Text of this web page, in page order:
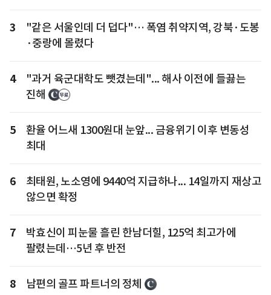
3
"같은 서울인데 더 덥다"… 폭염 취약지역, 강북·도봉
·중랑에 몰렸다
4
"과거 육군대학도 뺏겼는데"... 해사 이전에 들끓는
진해
5
환율 어느새 1300원대 눈앞... 금융위기 이후 변동성
최대
6
최태원, 노소영에 9440억 지급하나... 14일까지 재상고
않으면 확정
7
박효신이 피눈물 흘린 한남더힐, 125억 최고가에
팔렸는데…5년 후 반전
8 남편의 골프 파트너의 정체